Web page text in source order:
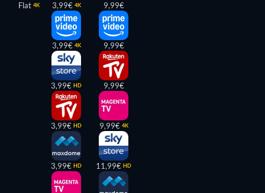
Flat 4K 3,99€ 4K
3,99€ 4K
3,99€ HD
3,99€ HD
3,99€ HD
9,99€
9,99€
9,99€
9,99€ 4K
11,99€ HD